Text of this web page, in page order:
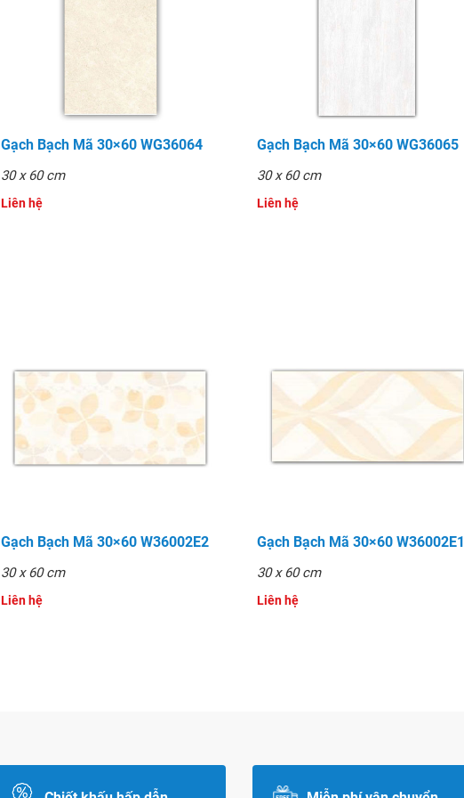
Gạch Bạch Mã 30×60 WG36064
30 x 60 cm
Liên hệ
Gạch Bạch Mã 30×60 WG36065
30 x 60 cm
Liên hệ
Gạch Bạch Mã 30×60 W36002E2
30 x 60 cm
Liên hệ
Gạch Bạch Mã 30×60 W36002E1
30 x 60 cm
Liên hệ